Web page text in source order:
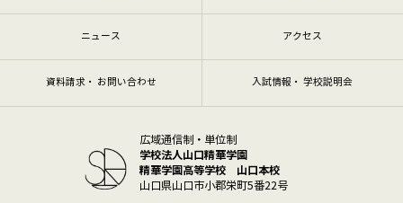
ニュース アクセス
資料請求・ お問い合わせ 入試情報・ 学校説明会
広域通信制・単位制
学校法人山口精華学園
精華学園高等学校 山口本校
山口県山口市小郡栄町5番22号